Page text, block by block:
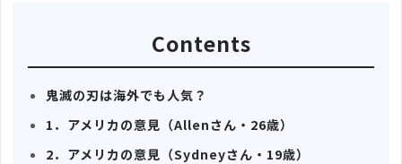
Contents
鬼滅の刃は海外でも人気？
1．アメリカの意見（Allenさん・26歳）
2．アメリカの意見（Sydneyさん・19歳）